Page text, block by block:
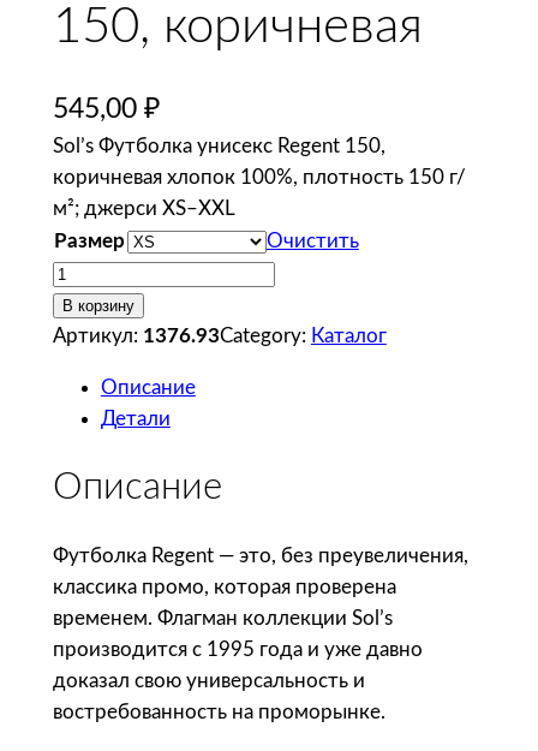
150, коричневая
545,00 ₽
Sol’s Футболка унисекс Regent 150,
коричневая хлопок 100%, плотность 150 г/
м²; джерси XS–XXL
Размер
Очистить
К
о
л
т
о
т
о
в
а
р
В корзину
Артикул: 1376.93Category: Каталог
Описание
Детали
Описание
Футболка Regent — это, без преувеличения,
классика промо, которая проверена
временем. Флагман коллекции Sol’s
производится с 1995 года и уже давно
доказал свою универсальность и
востребованность на проморынке.